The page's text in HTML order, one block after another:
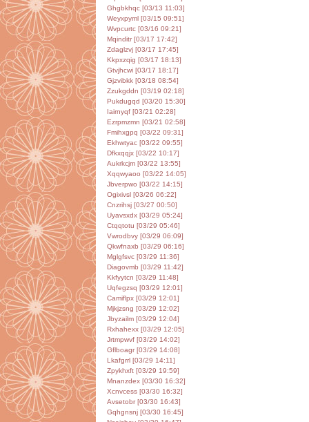
Ghgbkhqc [03/13 11:03]
Weyxpyml [03/15 09:51]
Wvpcurtc [03/16 09:21]
Mqinditr [03/17 17:42]
Zdaglzvj [03/17 17:45]
Kkpxzqig [03/17 18:13]
Gtvjhcwi [03/17 18:17]
Gjzvibkk [03/18 08:54]
Zzukgddn [03/19 02:18]
Pukdugqd [03/20 15:30]
Iairnyqf [03/21 02:28]
Ezrpmzmn [03/21 02:58]
Fmihxgpq [03/22 09:31]
Ekhwtyac [03/22 09:55]
Dfkxqqjx [03/22 10:17]
Aukrkcjm [03/22 13:55]
Xqqwyaoo [03/22 14:05]
Jbverpwo [03/22 14:15]
Ogixivsl [03/26 06:22]
Cnzrihsj [03/27 00:50]
Uyavsxdx [03/29 05:24]
Ctqqtotu [03/29 05:46]
Vwrodbvy [03/29 06:09]
Qkwfnaxb [03/29 06:16]
Mglgfsvc [03/29 11:36]
Diagovmb [03/29 11:42]
Kkfyytcn [03/29 11:48]
Uqfegzsq [03/29 12:01]
Camiflpx [03/29 12:01]
Mjkjzsng [03/29 12:02]
Jbyzailm [03/29 12:04]
Rxhahexx [03/29 12:05]
Jrtmpwvf [03/29 14:02]
Gflboagr [03/29 14:08]
Lkafgrrl [03/29 14:11]
Zpykhxft [03/29 19:59]
Mnanzdex [03/30 16:32]
Xcnvcess [03/30 16:32]
Avsetobr [03/30 16:43]
Gqhgnsnj [03/30 16:45]